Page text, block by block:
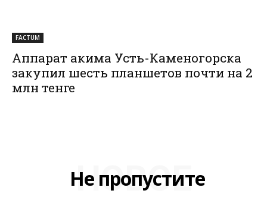
FACTUM
Аппарат акима Усть-Каменогорска
закупил шесть планшетов почти на 2
млн тенге
Не пропустите
НОВОЕ